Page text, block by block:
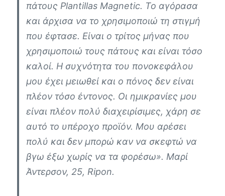
πάτους Plantillas Magnetic. Το αγόρασα
και άρχισα να το χρησιμοποιώ τη στιγμή
που έφτασε. Είναι ο τρίτος μήνας που
χρησιμοποιώ τους πάτους και είναι τόσο
καλοί. Η συχνότητα του πονοκεφάλου
μου έχει μειωθεί και ο πόνος δεν είναι
πλέον τόσο έντονος. Οι ημικρανίες μου
είναι πλέον πολύ διαχειρίσιμες, χάρη σε
αυτό το υπέροχο προϊόν. Μου αρέσει
πολύ και δεν μπορώ καν να σκεφτώ να
βγω έξω χωρίς να τα φορέσω». Μαρί
Άντερσον, 25, Ripon.